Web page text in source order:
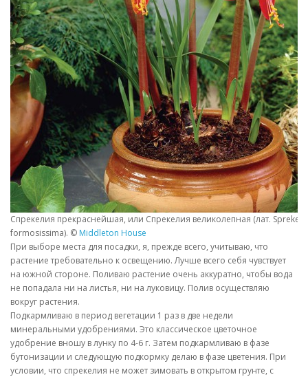
Спрекелия прекраснейшая, или Спрекелия великолепная (лат. Sprekelia
formosissima). © Middleton House
При выборе места для посадки, я, прежде всего, учитываю, что
растение требовательно к освещению. Лучше всего себя чувствует
на южной стороне. Поливаю растение очень аккуратно, чтобы вода
не попадала ни на листья, ни на луковицу. Полив осуществляю
вокруг растения.
Подкармливаю в период вегетации 1 раз в две недели
минеральными удобрениями. Это классическое цветочное
удобрение вношу в лунку по 4-6 г. Затем подкармливаю в фазе
бутонизации и следующую подкормку делаю в фазе цветения. При
условии, что спрекелия не может зимовать в открытом грунте, с